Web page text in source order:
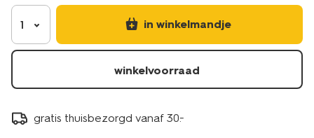
1 in winkelmandje
winkelvoorraad
gratis thuisbezorgd vanaf 30.-